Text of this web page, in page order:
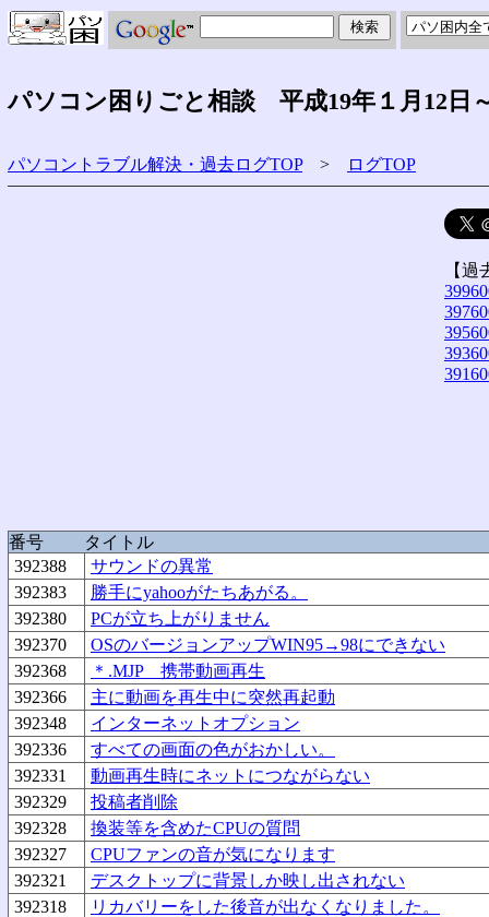
パソコン困りごと相談 平成19年１月12日
パソコントラブル解決・過去ログTOP> ログTOP
【
番号
タイトル
392388
サウンドの異常
392383
勝手にyahooがたちあがる。
392380
PCが立ち上がりません
392370
OSのバージョンアップWIN95→98にできない
392368
＊.MJP 携帯動画再生
392366
主に動画を再生中に突然再起動
392348
インターネットオプション
392336
すべての画面の色がおかしい。
392331
動画再生時にネットにつながらない
392329
投稿者削除
392328
換装等を含めたCPUの質問
392327
CPUファンの音が気になります
392321
デスクトップに背景しか映し出されない
392318
リカバリーをした後音が出なくなりました。